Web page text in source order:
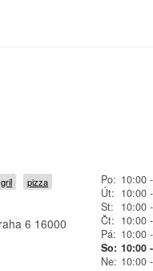
gril
pizza
6 16000
Po: 10:00-
Út: 10:00-
St:
10:00-
Čt: 10:00-
Pá: 10:00-
So: 10:00-
Ne: 10:00-